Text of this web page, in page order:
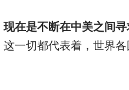
在是不断在中美之间
一切都代表着，世界